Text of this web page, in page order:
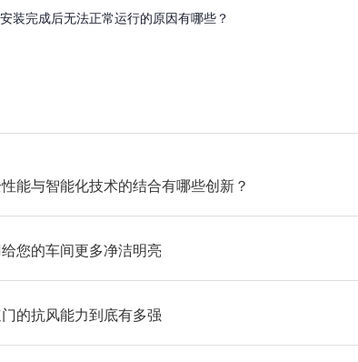
装完成后无法正常运行的原因有哪些？
能与智能化技术的结合有哪些创新？
您的车间更多净洁明亮
的抗风能力到底有多强